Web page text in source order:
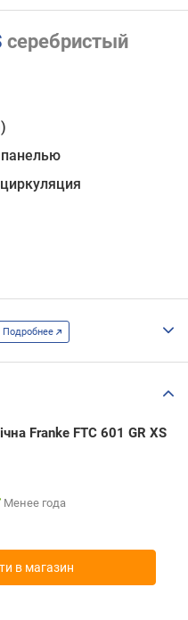
серебристый
Подробнее
Franke FTC 601 GR XS
Менее года
в магазин